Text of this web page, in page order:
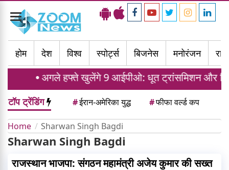
Toggle
navigation
होम
देश विश्व स्पोर्ट्स बिजनेस मनोरंजन
अगले हफ्ते खुलेंगे 9 आईपीओ: धूत ट्रांसमिशन और
टॉप ट्रेंडिंग #ईरान-अमेरिका युद्ध #फीफा वर्ल्ड कप
Home Sharwan Singh Bagdi
Sharwan Singh Bagdi
राजस्थान भाजपा: संगठन महामंत्री अजेय कुमार की सख्त